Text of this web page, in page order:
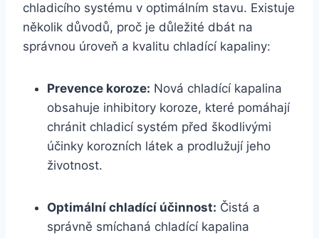
chladicího systému v optimálním stavu. Existuje
několik důvodů, proč je důležité dbát na
správnou úroveň a kvalitu chladící kapaliny:
Prevence koroze: Nová chladící kapalina
obsahuje inhibitory koroze, které pomáhají
chránit chladicí systém před škodlivými
účinky korozních látek a prodlužují jeho
životnost.
Optimální chladící účinnost: Čistá a
správně smíchaná chladící kapalina